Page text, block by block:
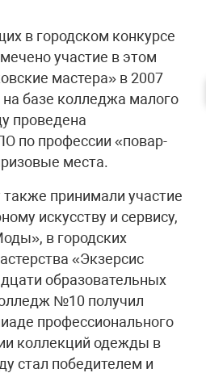
в городском конкурсе
участие в этом
мастера» в 2007
базе колледжа малого
проведена
по профессии «повар-
места.
принимали участие
искусству и сервису,
в городских
«Экзерсис
образовательных
№10 получил
профессионального
коллекций одежды в
стал победителем и